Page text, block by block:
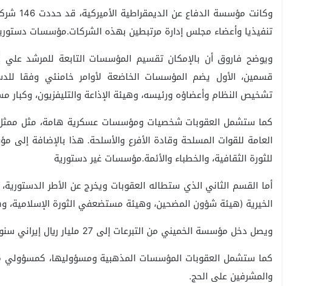
تنفيذيا وأعضاء مجلس إدارة مرتبطين بهذه الشركات.مؤسسات
ويوضح فاروق أن بالإمكان تقسيم المؤسسات التابعة للمرشد
قسمين، الأول يضم المؤسسات الخاضعة لأوامر خامنئي وفقا
تشخيص النظام وأعضاؤه ورئيسه، وهيئة الإذاعة والتليفزيون،
كما ستشمل العقوبات شخصيات ومؤسسات عسكرية هامة، مثل ممثل
العامة للقوات المسلحة وقادة الأفرع والأسلحة. هذا بالإضافة
للثورة الثقافية، والخطباء والأئمة.مؤسسات غير دستورية
أما القسم الثاني الذي ستطاله العقوبات ويخرج عن الأطر
الخيرية (هيئة شؤون المضحين، وهيئة مستضعفي الثورة الإسلامية،
ويصل دخل مؤسسة الخميني من التبرعات إلى 27 مليار ريال إيراني سنويا، بحسب بيانات نشرت في 2016.
كما ستشمل العقوبات المؤسسات المذهبية ومسؤوليها، كمسؤولي
والمشرفين على الحج.